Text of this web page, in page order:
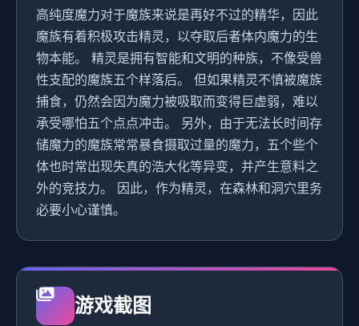
高纯度魔力对于魔族来说是再好不过的精华，因此
魔族有着积极攻击精灵，以夺取后者体内魔力的生
物本能。 精灵是拥有智能和文明的种族，不像受兽
性支配的魔族五个样落后。 但如果精灵不慎被魔族
捕食，仍然会因为魔力被吸取而变得巨虚弱，难以
承受哪怕五个点点冲击。 另外，由于无法长时间存
储魔力的魔族常常暴食摄取过量的魔力，五个些个
体也时常出现失真的浩大化等异变，并产生意料之
外的竞技力。 因此，作为精灵，在森林和洞穴里务
必要小心谨慎。
游戏截图